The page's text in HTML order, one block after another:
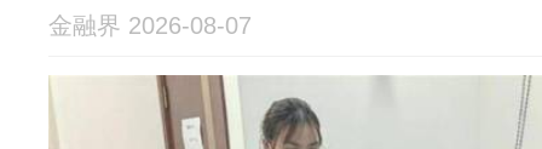
金融界 2026-08-07